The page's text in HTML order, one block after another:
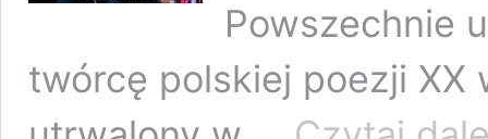
Powszechnie
twórcę polskiej poezji XX